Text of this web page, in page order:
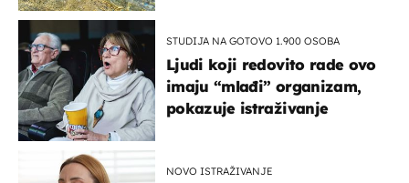
STUDIJA NA GOTOVO 1.900 OSOBA
Ljudi koji redovito rade ovo
imaju “mlađi” organizam,
pokazuje istraživanje
NOVO ISTRAŽIVANJE